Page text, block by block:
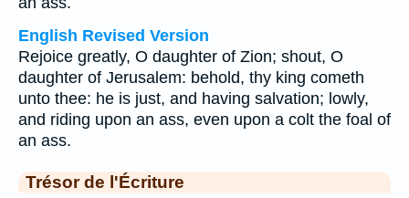
English Revised Version
Rejoice greatly, O daughter of Zion; shout, O
daughter of Jerusalem: behold, thy king cometh
unto thee: he is just, and having salvation; lowly,
and riding upon an ass, even upon a colt the foal of
an ass.
Trésor de l'Écriture